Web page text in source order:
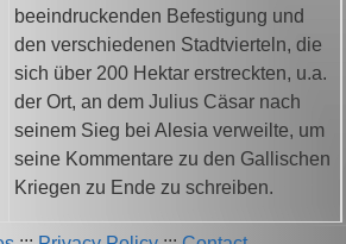
beeindruckenden Befestigung und
den verschiedenen Stadtvierteln, die
sich über 200 Hektar erstreckten, u.a.
der Ort, an dem Julius Cäsar nach
seinem Sieg bei Alesia verweilte, um
seine Kommentare zu den Gallischen
Kriegen zu Ende zu schreiben.